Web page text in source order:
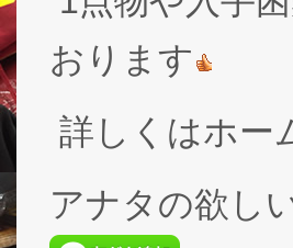
おります
詳しくはホー
アナタの欲し